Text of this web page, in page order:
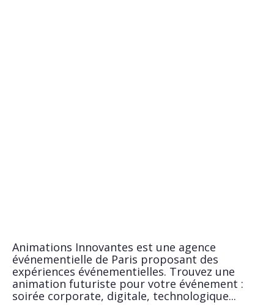
Animations Innovantes est une agence
événementielle de Paris proposant des
expériences événementielles. Trouvez une
animation futuriste pour votre événement :
soirée corporate, digitale, technologique...